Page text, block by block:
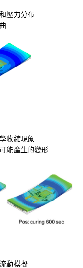
壓力分布
收縮現象
能產生的變形
動模擬